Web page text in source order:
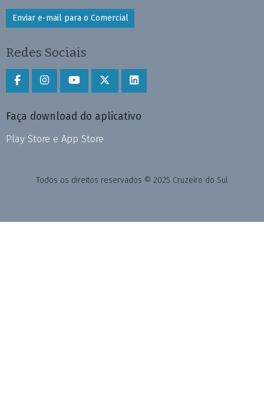
Enviar e-mail para o Comercial
Redes Sociais
Faça download do aplicativo
Play Store e App Store
Todos os direitos reservados © 2025 Cruzeiro do Sul